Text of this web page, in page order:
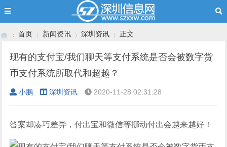
首页
›
新闻资讯
›
深圳资讯 正文
现有的支付宝/我们聊天等支付系统是否会被数字货
币支付系统所取代和超越？
小鹏 深圳资讯 2020-11-28 02:31:28
答案却凑巧差异，付出宝和微信等挪动付出会越来越好！